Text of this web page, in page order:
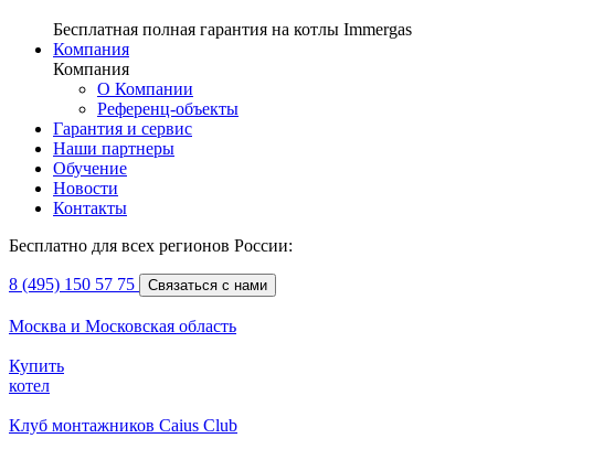
Бесплатная полная гарантия на котлы Immergas
Компания
Компания
О Компании
Референц-объекты
Гарантия и сервис
Наши партнеры
Обучение
Новости
Контакты
Бесплатно для всех регионов России:
8 (495) 150 57 75 Связаться с нами
Москва и Московская область
Купить
котел
Клуб монтажников Caius Club